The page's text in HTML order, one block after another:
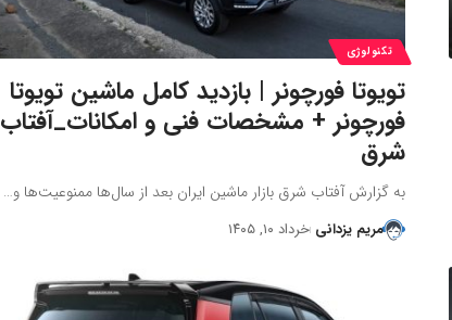
تکنولوژی
تویوتا فورچونر | بازدید کامل ماشین تویوتا
فورچونر + مشخصات فنی و امکانات_آفتاب
شرق
به گزارش آفتاب شرق بازار ماشین ایران بعد از سال‌ها ممنوعیت‌ها و…
مریم یزدانی خرداد ۱۰, ۱۴۰۵